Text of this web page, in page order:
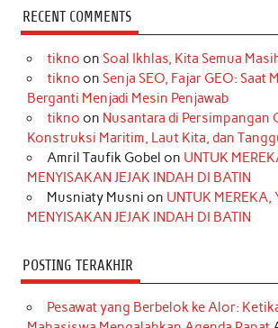
c
e
b
o
k
s
t
a
r
a
m
k
T
o
k
t
e
e
s
t
k
e
d
I
n
t
t
r
T
u
e
RECENT COMMENTS
tikno on Soal Ikhlas, Kita Semua
tikno on Senja SEO, Fajar GEO: Saat
Berganti Menjadi Mesin Penjawab
tikno on Nusantara di Persimpangan
Konstruksi Maritim, Laut Kita, dan
Amril Taufik Gobel on UNTUK
MENYISAKAN JEJAK INDAH DI BATIN
Musniaty Musni on UNTUK MEREKA,
MENYISAKAN JEJAK INDAH DI BATIN
POSTING TERAKHIR
Pesawat yang Berbelok ke Alor: